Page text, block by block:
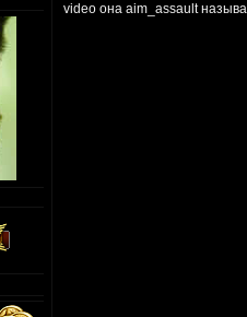
video она aim_assault